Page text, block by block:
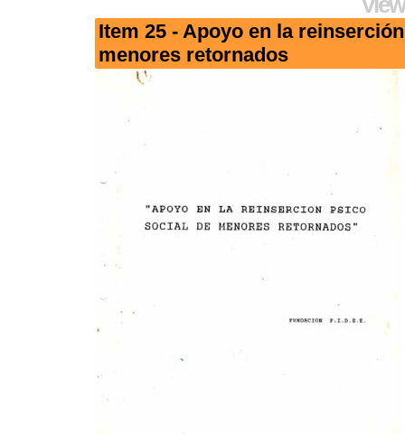
Item 25 - Apoyo en la
menores retornados